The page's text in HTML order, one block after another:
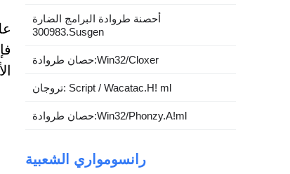
أحصنة طروادة البرامج الضارة
300983.Susgen
حصان طروادة:Win32/Cloxer
تروجان: Script / Wacatac.H! ml
حصان طروادة:Win32/Phonzy.A!ml
رانسومواري الشعبية